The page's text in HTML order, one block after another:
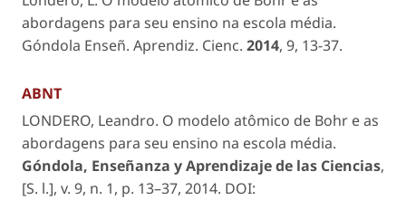
abordagens para seu ensino na escola média.
Góndola Enseñ. Aprendiz. Cienc. 2014, 9, 13-37.
ABNT
LONDERO, Leandro. O modelo atômico de Bohr e as
abordagens para seu ensino na escola média.
Góndola, Enseñanza y Aprendizaje de las Ciencias,
[S. l.], v. 9, n. 1, p. 13–37, 2014. DOI: